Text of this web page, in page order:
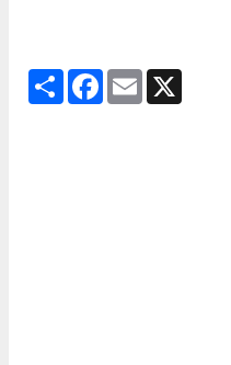
Share Facebook
Email